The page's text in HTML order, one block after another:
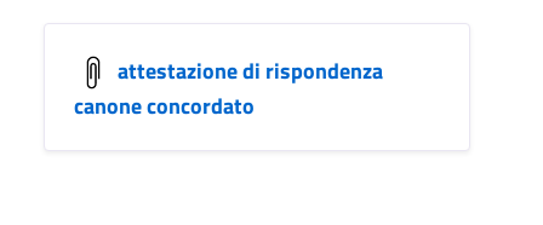
attestazione di rispondenza
canone concordato